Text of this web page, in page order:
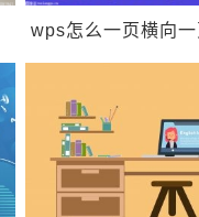
wps怎么一页横向一